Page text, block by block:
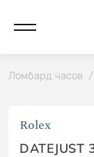
Ломбард часов /
Rolex
DATEJUST